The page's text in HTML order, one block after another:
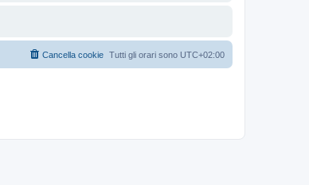
Tutti gli orari sono UTC+02:00
Cancella cookie